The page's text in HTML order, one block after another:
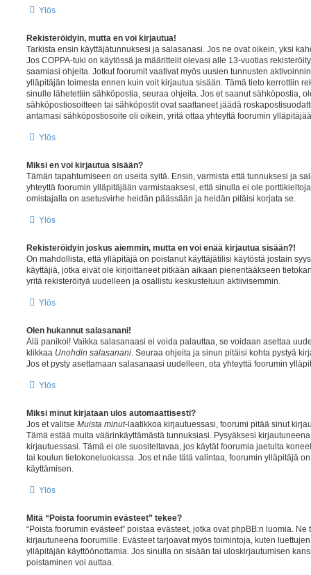
Ylös
Rekisteröidyin, mutta en voi kirjautua!
Tarkista ensin käyttäjätunnuksesi ja salasanasi. Jos ne ovat oikein, yksi
Jos COPPA-tuki on käytössä ja määrittelit olevasi alle 13-vuotias
saamiasi ohjeita. Jotkut foorumit vaativat myös uusien tunnusten
ylläpitäjän toimesta ennen kuin voit kirjautua sisään. Tämä tieto kerrottiin
sinulle lähetettiin sähköpostia, seuraa ohjeita. Jos et saanut sähköpostia,
sähköpostiosoitteen tai sähköpostit ovat saattaneet jäädä
antamasi sähköpostiosoite oli oikein, yritä ottaa yhteyttä foorumin
Ylös
Miksi en voi kirjautua sisään?
Tämän tapahtumiseen on useita syitä. Ensin, varmista että tunnuksesi ja
yhteyttä foorumin ylläpitäjään varmistaaksesi, että sinulla ei ole
omistajalla on asetusvirhe heidän päässään ja heidän pitäisi korjata se.
Ylös
Rekisteröidyin joskus aiemmin, mutta en voi enää kirjautua sisään?!
On mahdollista, että ylläpitäjä on poistanut käyttäjätilisi käytöstä jostain
käyttäjiä, jotka eivät ole kirjoittaneet pitkään aikaan pienentääkseen
yritä rekisteröityä uudelleen ja osallistu keskusteluun aktiivisemmin.
Ylös
Olen hukannut salasanani!
Älä panikoi! Vaikka salasanaasi ei voida palauttaa, se voidaan asettaa
klikkaa Unohdin salasanani. Seuraa ohjeita ja sinun pitäisi kohta pystyä
Jos et pysty asettamaan salasanaasi uudelleen, ota yhteyttä foorumin
Ylös
Miksi minut kirjataan ulos automaattisesti?
Jos et valitse Muista minut-laatikkoa kirjautuessasi, foorumi pitää sinut
Tämä estää muita väärinkäyttämästä tunnuksiasi. Pysyäksesi
kirjautuessasi. Tämä ei ole suositeltavaa, jos käytät foorumia jaetulta
tai koulun tietokoneluokassa. Jos et näe tätä valintaa, foorumin ylläpitäjä
käyttämisen.
Ylös
Mitä “Poista foorumin evästeet” tekee?
“Poista foorumin evästeet” poistaa evästeet, jotka ovat phpBB:n luomia.
kirjautuneena foorumille. Evästeet tarjoavat myös toimintoja, kuten
ylläpitäjän käyttöönottamia. Jos sinulla on sisään tai uloskirjautumisen
poistaminen voi auttaa.